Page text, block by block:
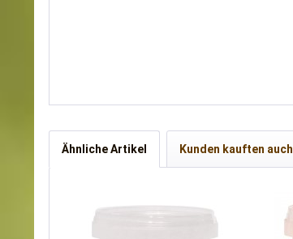
Ähnliche Artikel Kunden kauften auch